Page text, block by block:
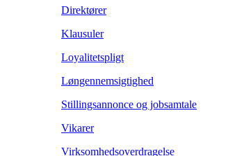
Direktører
Klausuler
Loyalitetspligt
Løngennemsigtighed
Stillingsannonce og jobsamtale
Vikarer
Virksomhedsoverdragelse